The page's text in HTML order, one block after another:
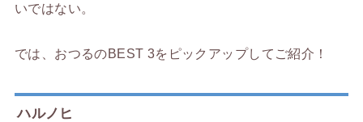
いではない。
では、おつるのBEST 3をピックアップしてご紹介！
ハルノヒ